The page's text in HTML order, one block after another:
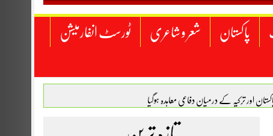
پاکستان شعر و شاعری ٹورسٹ انفارمیشن
اور ترکیہ کے درمیان دفاعی معاہدہ ہوگیا